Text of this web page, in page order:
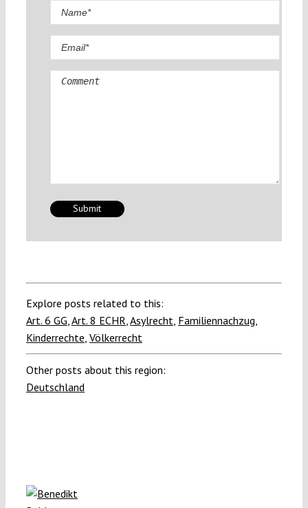
Comment
Explore posts related to this:
Art. 6 GG Art. 8 ECHR Asylrecht Familiennachzug
Kinderrechte Völkerrecht
Other posts about this region:
Deutschland